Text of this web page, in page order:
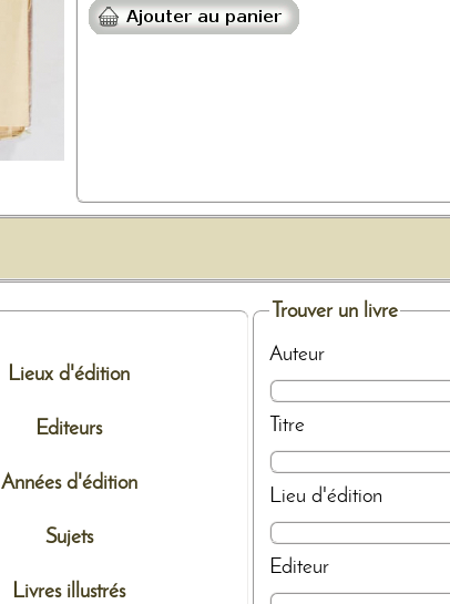
Lieux d'édition
Editeurs
Années d'édition
Sujets
Livres illustrés
Trouver un livre
Auteur
Titre
Lieu d'édition
Editeur